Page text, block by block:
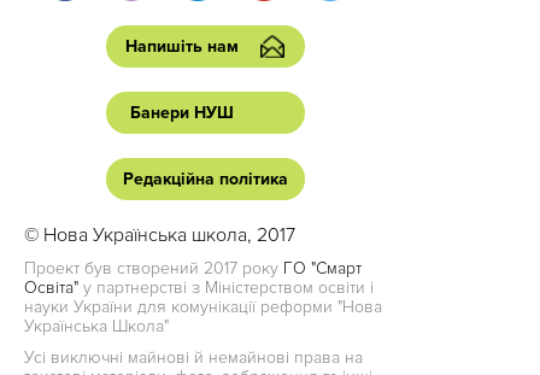
Напишіть нам
Банери НУШ
Редакційна політика
© Нова Українська школа, 2017
Проект був створений 2017 року ГО "Смарт
Освіта" у партнерстві з Міністерством освіти і
науки України для комунікації реформи "Нова
Українська Школа"
Усі виключні майнові й немайнові права на